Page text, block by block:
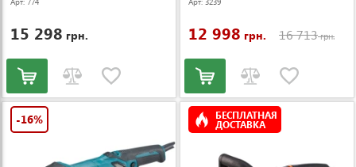
15 298 грн. 12 998 грн. 16 713грн.
-16% БЕСПЛАТНАЯ
ДОСТАВКА